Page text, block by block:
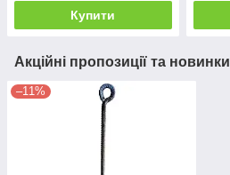
Купити
Акційні пропозиції та новинки
–11%